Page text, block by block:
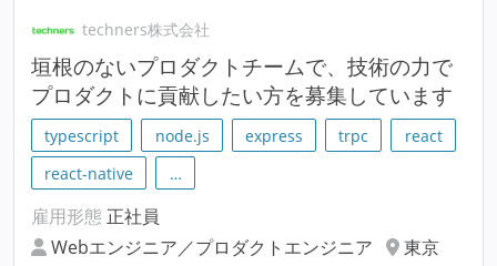
techners株式会社
垣根のないプロダクトチームで、技術の力で
プロダクトに貢献したい方を募集しています
typescript node.js express trpc
react
react-native
…
雇用形態 正社員
Webエンジニア／プロダクトエンジニア
東京